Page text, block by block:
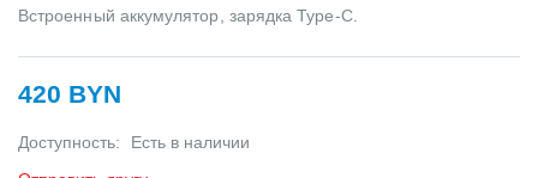
Встроенный аккумулятор, зарядка Type-C.
420 BYN
Доступность:
Есть в наличии